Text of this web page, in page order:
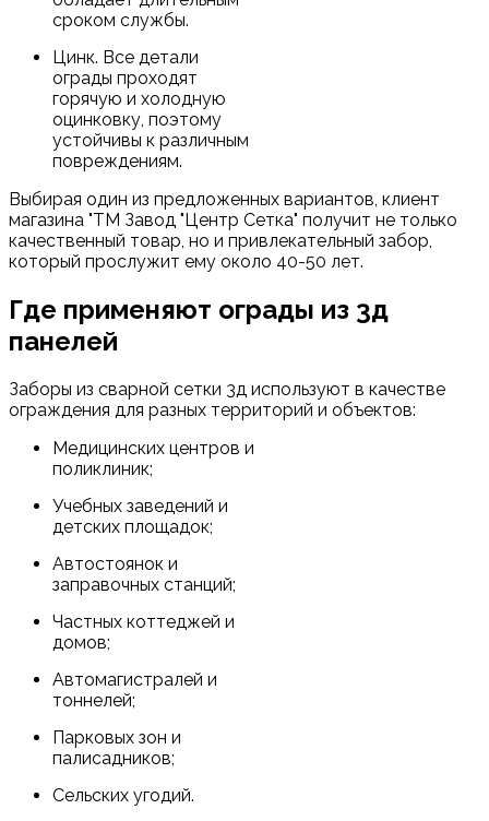
сроком службы.
Цинк. Все детали
ограды проходят
горячую и холодную
оцинковку, поэтому
устойчивы к различным
повреждениям.
Выбирая один из предложенных вариантов, клиент
магазина "ТМ Завод "Центр Сетка" получит не только
качественный товар, но и привлекательный забор,
который прослужит ему около 40-50 лет.
Где применяют ограды из 3д
панелей
Заборы из сварной сетки 3д используют в качестве
ограждения для разных территорий и объектов:
Медицинских центров и
поликлиник;
Учебных заведений и
детских площадок;
Автостоянок и
заправочных станций;
Частных коттеджей и
домов;
Автомагистралей и
тоннелей;
Парковых зон и
палисадников;
Сельских угодий.